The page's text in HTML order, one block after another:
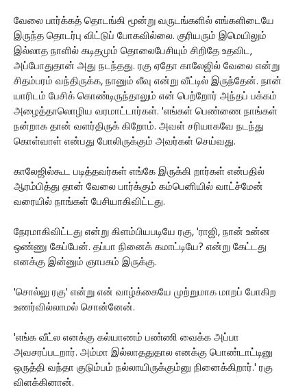
வேலை பார்க்கத் தொடங்கி மூன்று வருடங்களில் எங்களிடையே
இருந்த தொடர்பு விட்டுப் போகவில்லை. குரியரும் இமெயிலும்
இல்லாத நாளில் கடிதமும் தொலைபேசியும் சிறிதே உதவிட,
அப்போதுதான் அது நடந்தது. ரகு ஏதோ காலேஜில் வேலை என்று
சிதம்பரம் வந்திருக்க, நானும் லீவு என்று வீட்டில் இருந்தேன். நான்
யாரிடம் பேசிக் கொண்டிருந்தாலும் என் பெற்றோர் அந்தப் பக்கம்
அழைத்தாலொழிய வரமாட்டார்கள். 'எங்கள் பெண்ணை நாங்கள்
நன்றாக தான் வளர்திருக் கிறோம். அவள் சரியாகவே நடந்து
கொள்வாள் என்பது போலிருக்கும் அவர்கள் செய்வது.
காலேஜில்கூட படித்தவர்கள் எங்கே இருக்கி றார்கள் என்பதில்
ஆரம்பித்து தான் வேலை பார்க்கும் கம்பெனியில் வாட்ச்மேன்
வரையில் நாங்கள் பேசியாகிவிட்டது.
நேரமாகிவிட்டது என்று கிளம்பியபடியே ரகு, 'ராஜி, நான் உன்ன
ஒண்ணு கேப்பேன். தப்பா நினைக் கமாட்டியே? என்று கேட்டது
எனக்கு இன்னும் ஞாபகம் இருக்கு.
'சொல்லு ரகு' என்று என் வாழ்க்கையே முற்றுமாக மாறப் போகிற
உணர்வில்லாமல் சொன்னேன்.
'எங்க வீட்ல எனக்கு கல்யாணம் பண்ணி வைக்க அப்பா
அவசரப்படறார். அம்மா இல்லாததுதால எனக்கு பொண்டாட்டினு
ஒருத்தி வந்தா குடும்பம் நல்லாயிருக்கும்னு நினைக்கிறார்.' ரகு
விளக்கினான்.